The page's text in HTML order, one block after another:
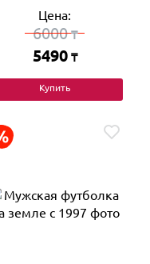
Цена:
6000₸
5490 ₸
Купить